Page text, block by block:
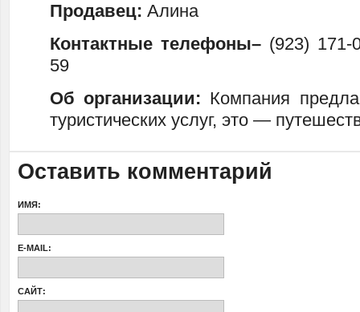
Продавец: Алина
Контактные телефоны– (923) 171-
59
Об организации: Компания
туристических услуг, это —
Оставить комментарий
ИМЯ:
E-MAIL:
САЙТ: